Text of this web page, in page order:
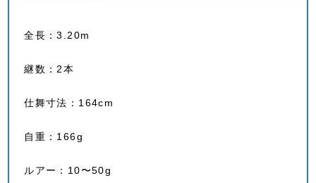
全長：3.20m
継数：2本
仕舞寸法：164cm
自重：166g
ルアー：10〜50g